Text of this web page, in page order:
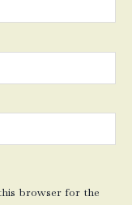
browser for the